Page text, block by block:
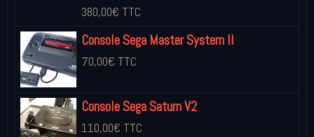
380,00€ TTC
Console Sega Master System II
70,00€ TTC
Console Sega Saturn V2
110,00€ TTC